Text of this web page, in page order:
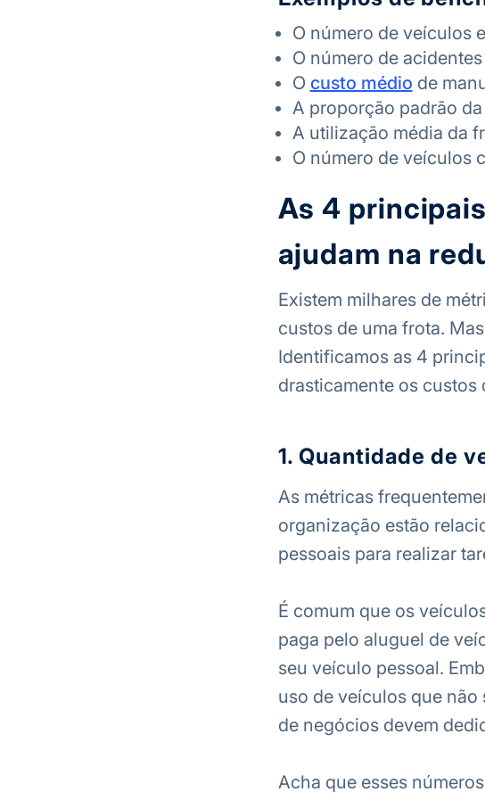
O número de veículos
O número de
O custo médio de
A proporção padrão
A utilização média da
O número de veículos
As 4
ajudam na
Existem milhares de
custos de uma frota.
Identificamos as 4
drasticamente os custos
1. Quantidade de
As métricas
organização estão
pessoais para realizar
É comum que os
paga pelo aluguel de
seu veículo pessoal.
uso de veículos que não
de negócios devem
Acha que esses